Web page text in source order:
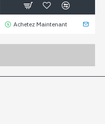
Achetez Maintenant